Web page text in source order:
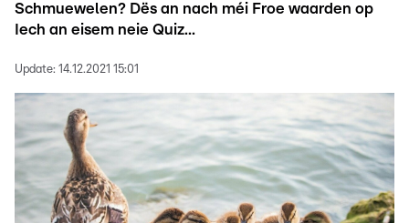
Schmuewelen? Dës an nach méi Froe waarden op
Iech an eisem neie Quiz...
Update: 14.12.2021 15:01